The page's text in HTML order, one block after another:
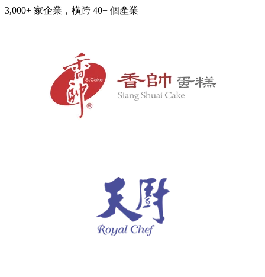
3,000+ 家企業，橫跨 40+ 個產業